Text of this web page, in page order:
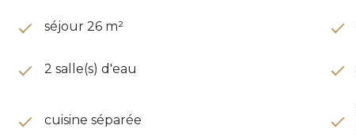
séjour 26 m²
2 salle(s) d'eau
cuisine séparée